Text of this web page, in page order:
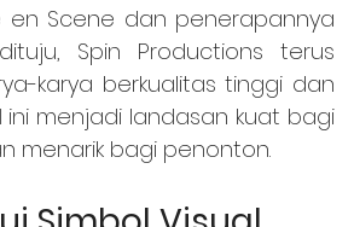
Spin Productions terus
karya berkualitas tinggi dan
ini menjadi landasan kuat bagi
menarik bagi penonton.